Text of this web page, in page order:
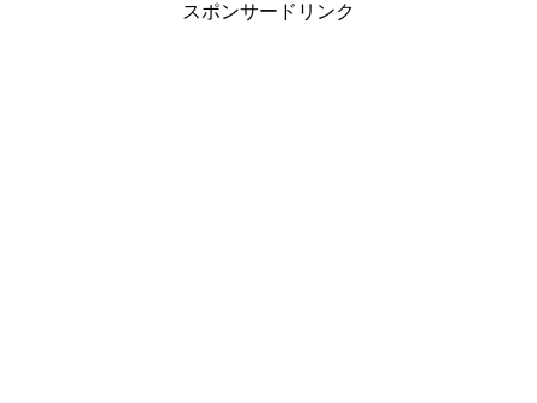
スポンサードリンク